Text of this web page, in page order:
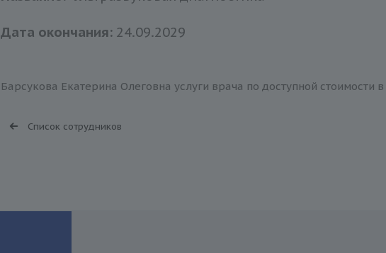
Дата окончания: 24.09.2029
Барсукова Екатерина Олеговна услуги врача по доступной стоимости
Список сотрудников